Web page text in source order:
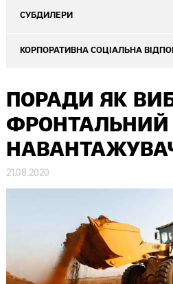
СУБДИЛЕРИ
КОРПОРАТИВНА СОЦІАЛЬНА
ПОРАДИ ЯК
ФРОНТАЛЬНИЙ
21.08.2020